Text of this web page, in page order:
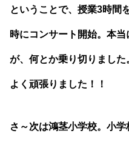
ということで、授業3時間
時にコンサート開始。本
が、何とか乗り切りまし
よく頑張りました！！
さ～次は鴻茎小学校。小